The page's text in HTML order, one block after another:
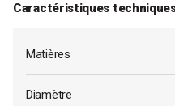
Caractéristiques
Matières
Diamètre